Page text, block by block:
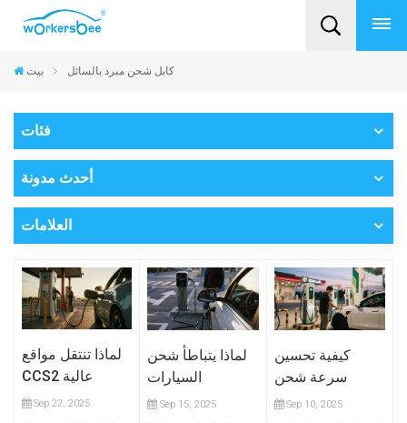
بيت كابل شحن مبرد بالسائل
فئات
أحدث مدونة
العلامات
لماذا تنتقل مواقع
CCS2 عالية
الطاقة إلى
Sep 22, 2025
لماذا يتباطأ شحن
السيارات
الكهربائية بعد
Sep 15, 2025
كيفية تحسين
سرعة شحن
السيارات
Sep 10, 2025